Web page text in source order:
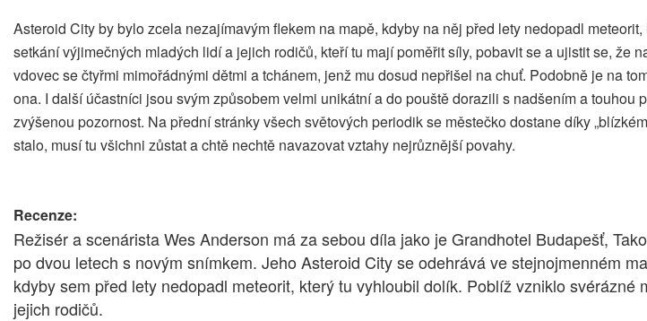
Asteroid City by bylo zcela nezajímavým flekem na mapě, kdyby na něj před lety nedopadl
setkání výjimečných mladých lidí a jejich rodičů, kteří tu mají poměřit síly, pobavit se a ujistit se,
vdovec se čtyřmi mimořádnými dětmi a tchánem, jenž mu dosud nepřišel na chuť. Podobně je na
ona. I další účastníci jsou svým způsobem velmi unikátní a do pouště dorazili s nadšením a
zvýšenou pozornost. Na přední stránky všech světových periodik se městečko dostane díky
stalo, musí tu všichni zůstat a chtě nechtě navazovat vztahy nejrůznější povahy.
Recenze:
Režisér a scenárista Wes Anderson má za sebou díla jako je Grandhotel Budapešť,
po dvou letech s novým snímkem. Jeho Asteroid City se odehrává ve stejnojmenném
kdyby sem před lety nedopadl meteorit, který tu vyhloubil dolík. Poblíž vzniklo
jejich rodičů.